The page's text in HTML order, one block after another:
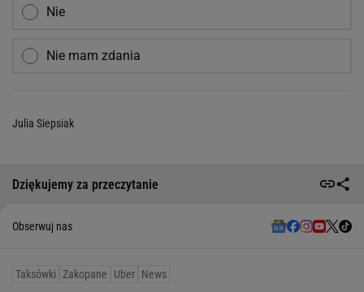
Nie
Nie mam zdania
Julia Siepsiak
Dziękujemy za przeczytanie
Obserwuj nas
Taksówki Zakopane Uber News